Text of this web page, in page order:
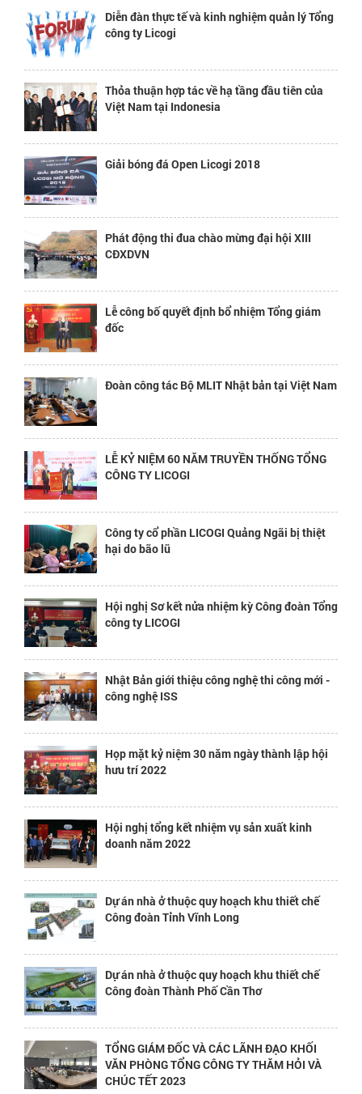
Diễn đàn thực tế và kinh nghiệm quản lý Tổng
công ty Licogi
Thỏa thuận hợp tác về hạ tầng đầu tiên của
Việt Nam tại Indonesia
Giải bóng đá Open Licogi 2018
Phát động thi đua chào mừng đại hội XIII
CĐXDVN
Lễ công bố quyết định bổ nhiệm Tổng giám
đốc
Đoàn công tác Bộ MLIT Nhật bản tại Việt Nam
LỄ KỶ NIỆM 60 NĂM TRUYỀN THỐNG TỔNG
CÔNG TY LICOGI
Công ty cổ phần LICOGI Quảng Ngãi bị thiệt
hại do bão lũ
Hội nghị Sơ kết nửa nhiệm kỳ Công đoàn Tổng
công ty LICOGI
Nhật Bản giới thiệu công nghệ thi công mới -
công nghệ ISS
Họp mặt kỷ niệm 30 năm ngày thành lập hội
hưu trí 2022
Hội nghị tổng kết nhiệm vụ sản xuất kinh
doanh năm 2022
Dự án nhà ở thuộc quy hoạch khu thiết chế
Công đoàn Tỉnh Vĩnh Long
Dự án nhà ở thuộc quy hoạch khu thiết chế
Công đoàn Thành Phố Cần Thơ
TỔNG GIÁM ĐỐC VÀ CÁC LÃNH ĐẠO KHỐI
VĂN PHÒNG TỔNG CÔNG TY THĂM HỎI VÀ
CHÚC TẾT 2023